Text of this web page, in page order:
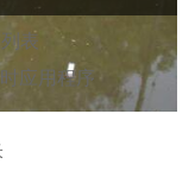
表
应用程序